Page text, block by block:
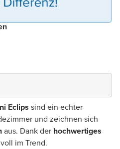
Eclips sind ein echter
und zeichnen sich
aus. Dank der hochwertiges
im Trend.